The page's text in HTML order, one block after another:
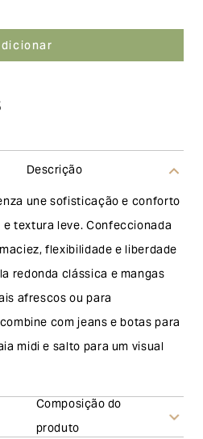
Descrição
une sofisticação e conforto
textura leve. Confeccionada
flexibilidade e liberdade
redonda clássica e mangas
afrescos ou para
com jeans e botas para
midi e salto para um visual
Composição do
produto